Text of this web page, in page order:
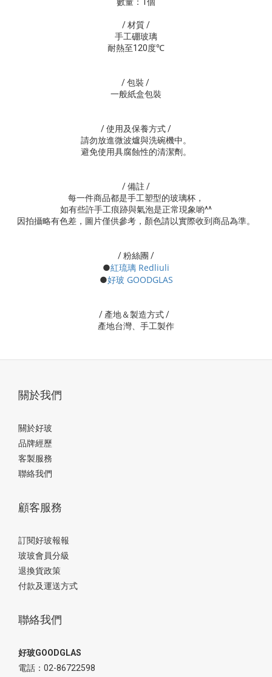
/ 材質 /
手工硼玻璃
耐熱至120度℃
/ 包裝 /
一般紙盒包裝
/ 使用及保養方式 /
請勿放進微波爐與洗碗機中。
避免使用具腐蝕性的清潔劑。
/ 備註 /
每一件商品都是手工塑型的玻璃杯，
如有些許手工痕跡與氣泡是正常現象喲^^
因拍攝略有色差，圖片僅供參考，顏色請以實際收到商品為準。
/ 粉絲團 /
●紅琉璃 Redliuli
●好玻 GOODGLAS
/ 產地＆製造方式 /
產地台灣、手工製作
關於我們
關於好玻
品牌經歷
客製服務
聯絡我們
顧客服務
訂閱好玻報報
玻玻會員分級
退換貨政策
付款及運送方式
聯絡我們
好玻GOODGLAS
電話：02-86722598